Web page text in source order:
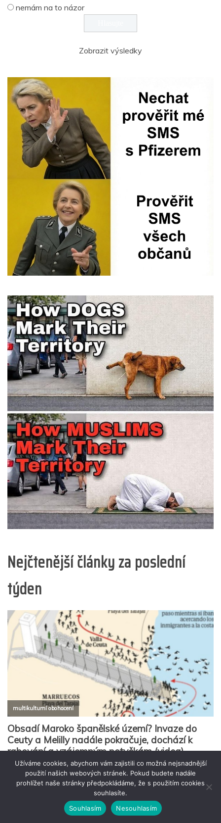
nemám na to názor
Zobrazit výsledky
Nejčtenější články za poslední
týden
Užíváme cookies, abychom vám zajistili co možná nejsnadnější
použití našich webových stránek. Pokud budete nadále
prohlížet naše stránky předpokládáme, že s použitím cookies
souhlasíte.
Souhlasím
Nesouhlasím